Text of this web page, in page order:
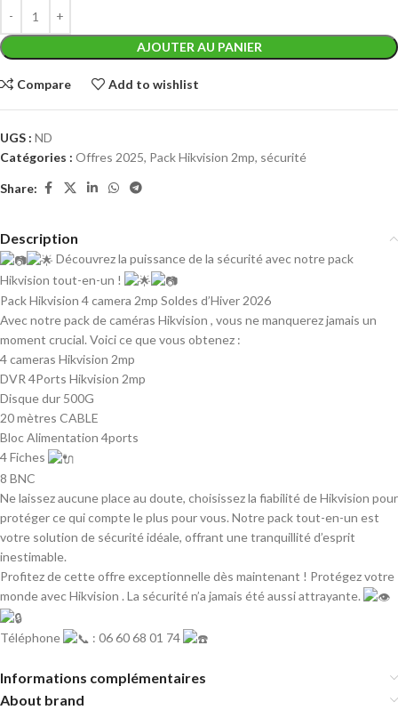
AJOUTER AU PANIER
Compare Add to wishlist
UGS : ND
Catégories : Offres 2025, Pack Hikvision 2mp, sécurité
Share:
Description
Découvrez la puissance de la sécurité avec notre pack
Hikvision tout-en-un !
Pack Hikvision 4 camera 2mp Soldes d’Hiver 2026
Avec notre pack de caméras Hikvision , vous ne manquerez jamais un
moment crucial. Voici ce que vous obtenez :
4 cameras Hikvision 2mp
DVR 4Ports Hikvision 2mp
Disque dur 500G
20 mètres CABLE
Bloc Alimentation 4ports
4 Fiches
8 BNC
Ne laissez aucune place au doute, choisissez la fiabilité de Hikvision pour
protéger ce qui compte le plus pour vous. Notre pack tout-en-un est
votre solution de sécurité idéale, offrant une tranquillité d’esprit
inestimable.
Profitez de cette offre exceptionnelle dès maintenant ! Protégez votre
monde avec Hikvision . La sécurité n’a jamais été aussi attrayante.
Téléphone : 06 60 68 01 74
Informations complémentaires
About brand